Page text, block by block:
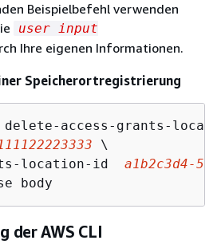
Beispielbefehl verwenden
user input
Ihre eigenen Informationen.
Speicherortregistrierung
delete-access-grants-
\
location-id a1b2c3d4-
body
der AWS CLI